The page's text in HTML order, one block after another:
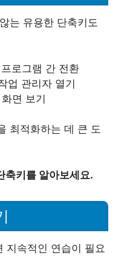
는 유용한 단축키도
로그램 간 전환
업 관리자 열기
면 보기
최적화하는 데 큰 도
축키를 알아보세요.
지속적인 연습이 필요